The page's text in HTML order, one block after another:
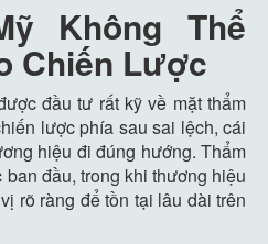
Không Thể
Chiến Lược
đầu tư rất kỹ về mặt thẩm
lược phía sau sai lệch, cái
hiệu đi đúng hướng. Thẩm
đầu, trong khi thương hiệu
rõ ràng để tồn tại lâu dài trên